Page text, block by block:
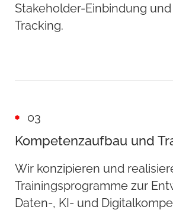
Stakeholder-Einbindung
Tracking.
03
Kompetenzaufbau und
Wir konzipieren und
Trainingsprogramme zur
Daten-, KI- und